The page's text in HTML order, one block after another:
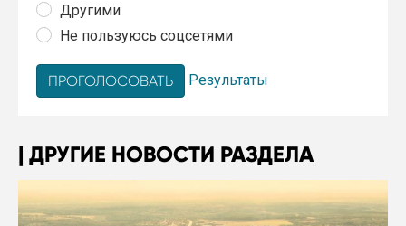
Другими
Не пользуюсь соцсетями
Результаты
ДРУГИЕ НОВОСТИ РАЗДЕЛА